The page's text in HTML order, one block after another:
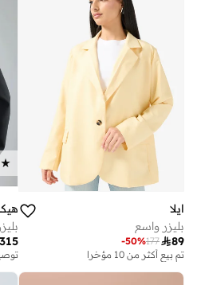
ايلا
بليزر واسع
89
177
-50%
تم بيع أكثر من 10 مؤخرا
315